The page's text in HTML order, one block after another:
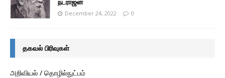
December 24, 2022 0
தகவல் பிரிவுகள்
அறிவியல் / தொழில்நுட்பம்